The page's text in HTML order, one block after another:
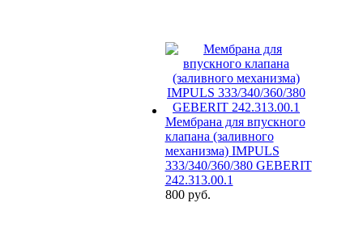
Мембрана для впускного
клапана (заливного
механизма) IMPULS
333/340/360/380 GEBERIT
242.313.00.1
800 руб.